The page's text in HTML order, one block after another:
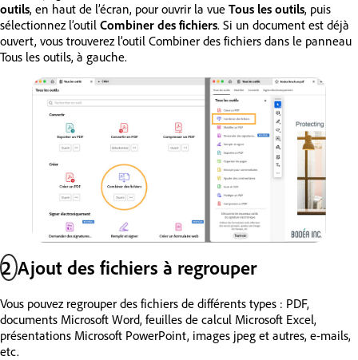
outils, en haut de l’écran, pour ouvrir la vue Tous les outils, puis
sélectionnez l’outil Combiner des fichiers. Si un document est déjà
ouvert, vous trouverez l’outil Combiner des fichiers dans le panneau
Tous les outils, à gauche.
2Ajout des fichiers à regrouper
Vous pouvez regrouper des fichiers de différents types : PDF,
documents Microsoft Word, feuilles de calcul Microsoft Excel,
présentations Microsoft PowerPoint, images jpeg et autres, e-mails,
etc.